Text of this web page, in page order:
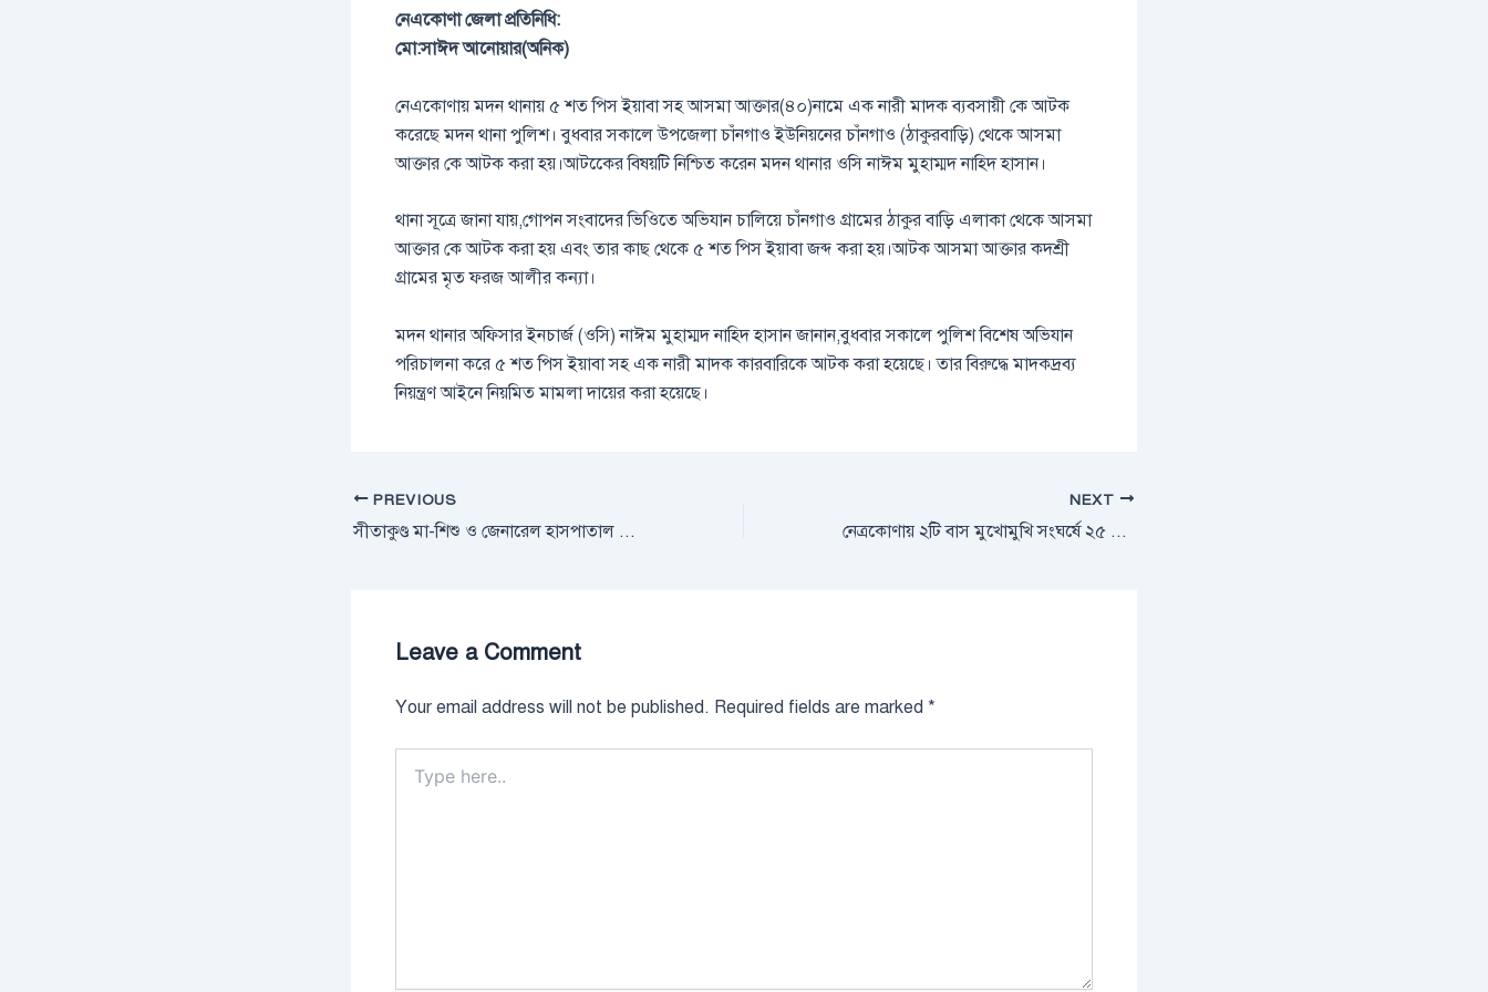
নেএকোণা জেলা প্রতিনিধি:
মো:সাঈদ আনোয়ার(অনিক)
নেএকোণায় মদন থানায় ৫ শত পিস ইয়াবা সহ আসমা আক্তার(৪০)নামে এক নারী মাদক ব্যবসায়ী কে আটক
করেছে মদন থানা পুলিশ। বুধবার সকালে উপজেলা চাঁনগাও ইউনিয়নের চাঁনগাও (ঠাকুরবাড়ি) থেকে আসমা
আক্তার কে আটক করা হয়।আটকেের বিষয়টি নিশ্চিত করেন মদন থানার ওসি নাঈম মুহাম্মদ নাহিদ হাসান।
থানা সূত্রে জানা যায়,গোপন সংবাদের ভিওিতে অভিযান চালিয়ে চাঁনগাও গ্রামের ঠাকুর বাড়ি এলাকা থেকে আসমা
আক্তার কে আটক করা হয় এবং তার কাছ থেকে ৫ শত পিস ইয়াবা জব্দ করা হয়।আটক আসমা আক্তার কদশ্রী
গ্রামের মৃত ফরজ আলীর কন্যা।
মদন থানার অফিসার ইনচার্জ (ওসি) নাঈম মুহাম্মদ নাহিদ হাসান জানান,বুধবার সকালে পুলিশ বিশেষ অভিযান
পরিচালনা করে ৫ শত পিস ইয়াবা সহ এক নারী মাদক কারবারিকে আটক করা হয়েছে। তার বিরুদ্ধে মাদকদ্রব্য
নিয়ন্ত্রণ আইনে নিয়মিত মামলা দায়ের করা হয়েছে।
PREVIOUS
সীতাকুণ্ড মা-শিশু ও জেনারেল হাসপাতাল এন্ড ডায়াগনস্টিক সেন্টারে বিদায় সংবর্ধনা অনুষ্ঠিত
NEXT
নেত্রকোণায় ২টি বাস মুখোমুখি সংঘর্ষে ২৫ জন আহত
Leave a Comment
Your email address will not be published. Required fields are marked *
here..